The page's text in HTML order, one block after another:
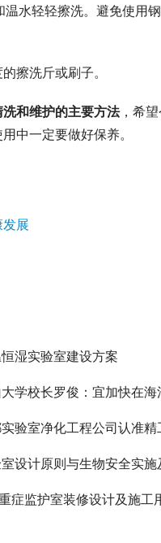
水轻轻擦洗。避免使用
擦洗斤或刷子。
和维护的主要方法，希
中一定要做好保养。
展
湿实验室建设方案
学校长罗俊：宜加快在海洋
验室净化工程公司认准精工诚，2026
设计原则与生物安全实
症监护室装修设计及施工